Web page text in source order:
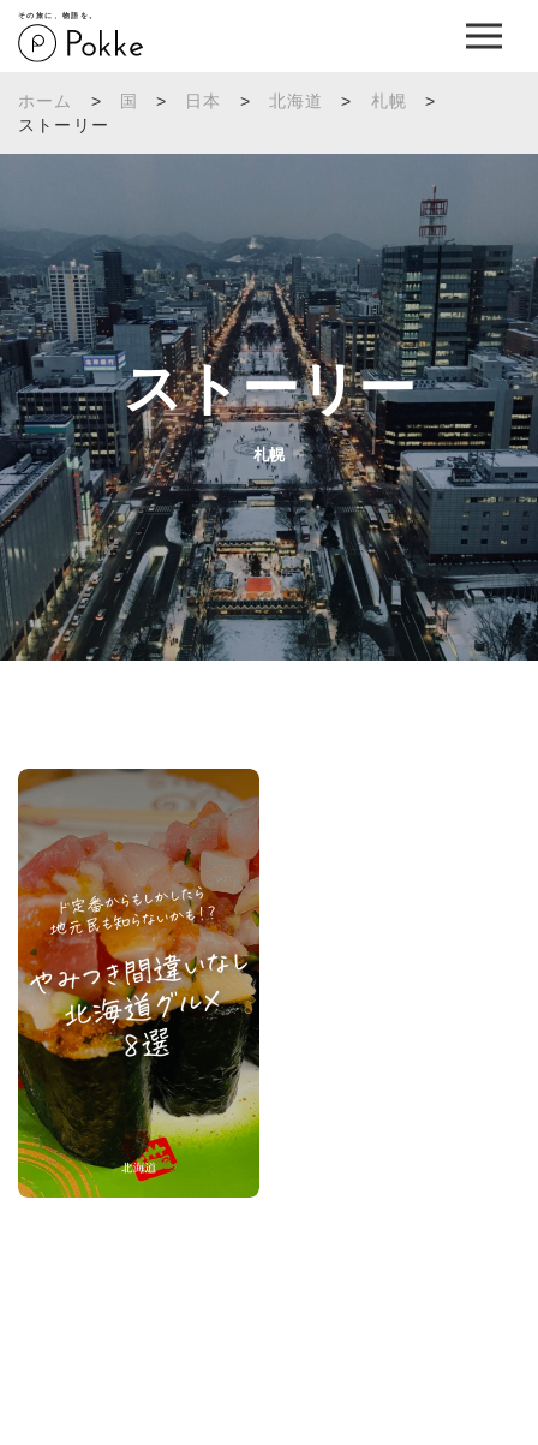
その旅に、物語を。
ホーム > 国 > 日本 > 北海道 > 札幌
>
ストーリー
ストーリー
札幌